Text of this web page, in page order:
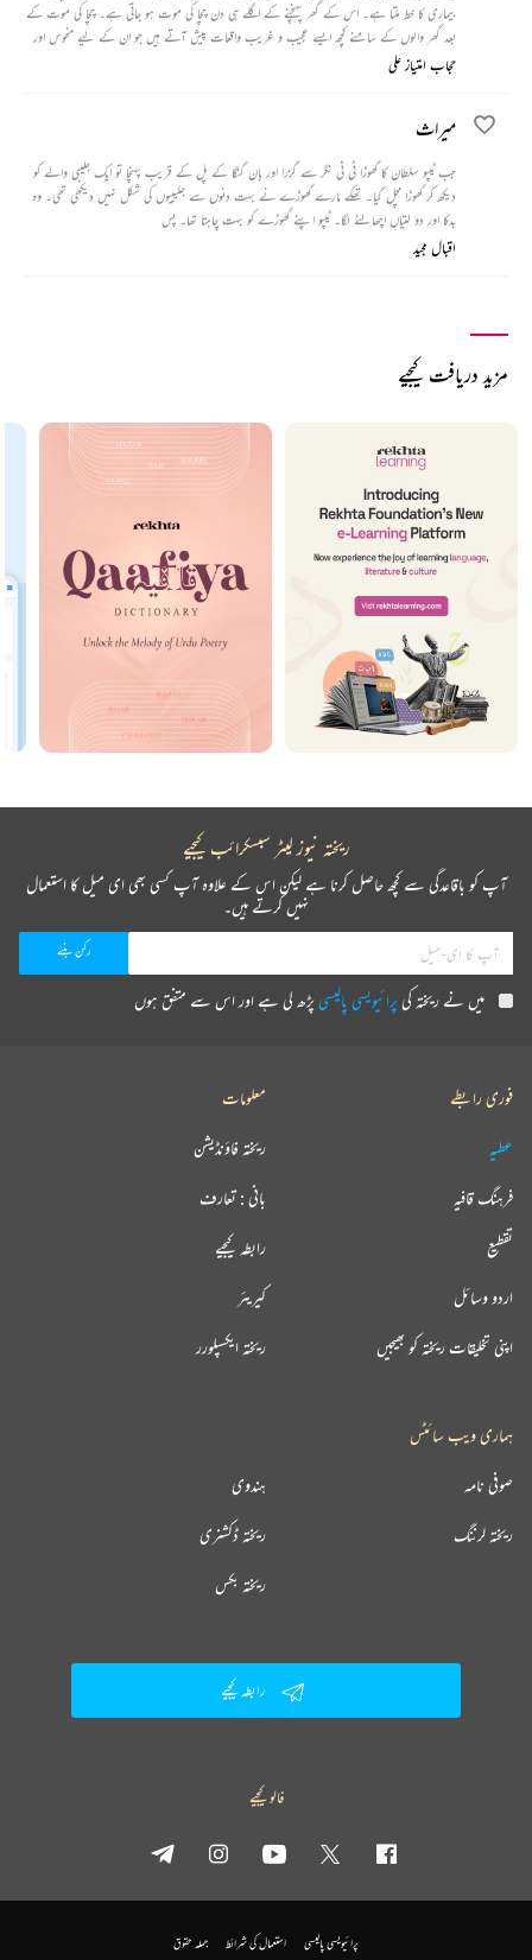
بیماری کا خط ملتا ہے۔ اس کے گھر پہنچنے کے اگلے ہی دن چچا کی موت ہو جاتی ہے۔ چچا کی موت کے
بعد گھر والوں کے سامنے کچھ ایسے عجیب و غریب واقعات پیش آتے ہیں جو ان کے لیے منحوس اور
ڈراؤنے ثابت ہوتے ہیں۔
حجاب امتیاز علی
میراث
جب ٹیپو سلطان کا گھوڑا ٹی ٹی نگر سے گزرا اور بان گنگا کے پل کے قریب پہنچا تو ایک جلیبی والے کو
دیکھ کر گھوڑا مچل گیا۔ تھکے مارے گھوڑے نے بہت دنوں سے جلیبیوں کی شکل نہیں دیکھی تھی۔ وہ
بدکا اور دو لتیاں اچھالنے لگا۔ ٹیپو اپنے گھوڑے کو بہت چاہتا تھا۔ پس
اقبال مجید
مزید دریافت کیجیے
ریختہ نیوز لیٹر سبسکرائب کیجیے
آپ کو باقاعدگی سے کچھ حاصل کرنا ہے لیکن اس کے علاوہ آپ کسی بھی ای میل کا استعمال
نہیں کرتے ہیں۔
میں نے ریختہ کیپرائیویسی پالیسیپڑھ لی ہے اور اس سے متفق ہوں
فوری رابطے
عطیہ
فرہنگ قافیہ
تقطیع
اردو وسائل
اپنی تخلیقات ریختہ کو بھیجیں
معلومات
ریختہ فاؤنڈیشن
بانی : تعارف
رابطہ کیجیے
کیریئر
ریختہ ایکسپلورر
ہماری ویب سائٹس
ہندوی صوفی نامہ
ریختہ ڈکشنری ریختہ لرننگ
ریختہ بکس
رابطہ کیجیے
فالو کیجیے
پرائیویسی پالیسی استعمال کی شرائط جملہ حقوق